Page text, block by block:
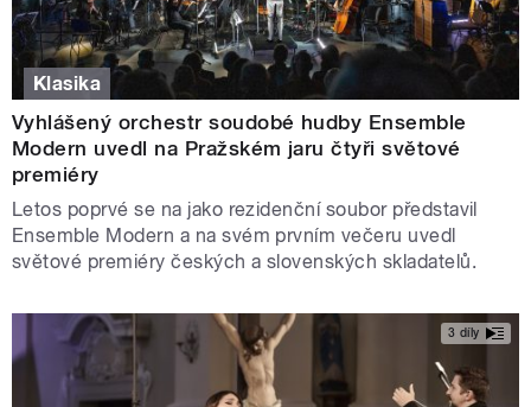
Klasika
Vyhlášený orchestr soudobé hudby Ensemble
Modern uvedl na Pražském jaru čtyři světové
premiéry
Letos poprvé se na jako rezidenční soubor představil
Ensemble Modern a na svém prvním večeru uvedl
světové premiéry českých a slovenských skladatelů.
3 díly